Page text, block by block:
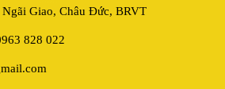
Giao, Châu Đức, BRVT
828 022